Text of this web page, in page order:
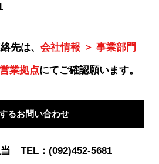
先は、 会社情報 ＞ 事業部門
業拠点にてご確認願います。
るお問い合わせ
TEL：(092)452-5681